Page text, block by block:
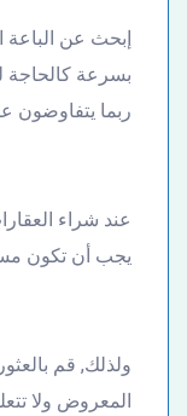
إبحث عن الباعة
بسرعة كالحاجة
ربما يتفاوضون
عند شراء
يجب أن تكون
ولذلك, قم
المعروض ولا